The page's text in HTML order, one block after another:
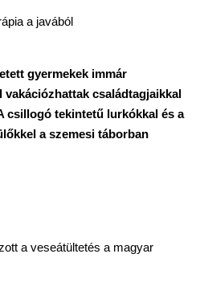
a javából
gyermekek immár
családtagjaikkal
csillogó tekintetű lurkókkal és a
a szemesi táborban
a veseátültetés a magyar